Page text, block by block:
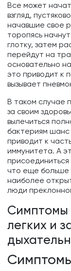
Все может
взгляд,
начавшие свое
торопясь
глотку, затем
перейдут на
основательно
это приводит к
вызывает
В таком случае
за своим
вылечиться
бактериям шанс
приводит к
иммунитета. А
что еще больше
наиболее
люди
Симптомы
легких и